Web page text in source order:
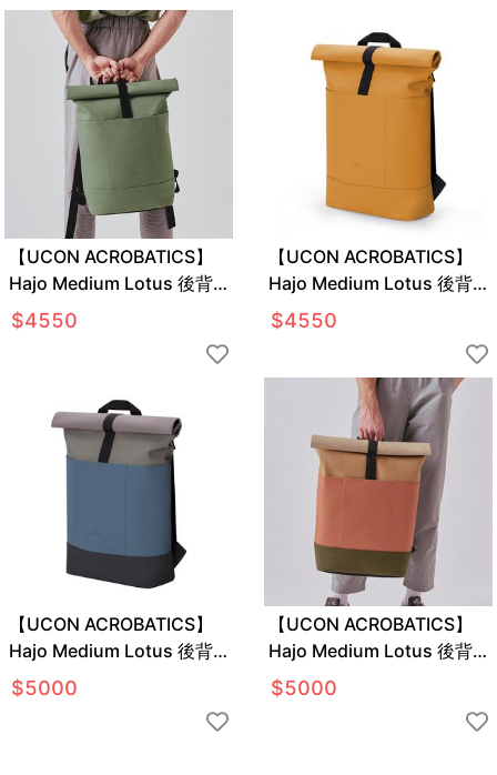
【UCON ACROBATICS】
Hajo Medium Lotus 後背
包
$4550
【UCON ACROBATICS】
Hajo Medium Lotus 後背
包
$4550
【UCON ACROBATICS】
Hajo Medium Lotus 後背
包
$5000
【UCON ACROBATICS】
Hajo Medium Lotus 後背
包
$5000